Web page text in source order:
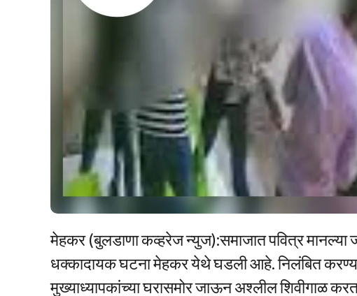
मेहकर (बुलडाणा कव्हरेज न्युज):समाजात पवित्र मानल्या
धक्कादायक घटना मेहकर येथे घडली आहे. निलंबित
मुख्याध्यापकांच्या घरासमोर जाऊन अश्लील शिवीगाळ करत